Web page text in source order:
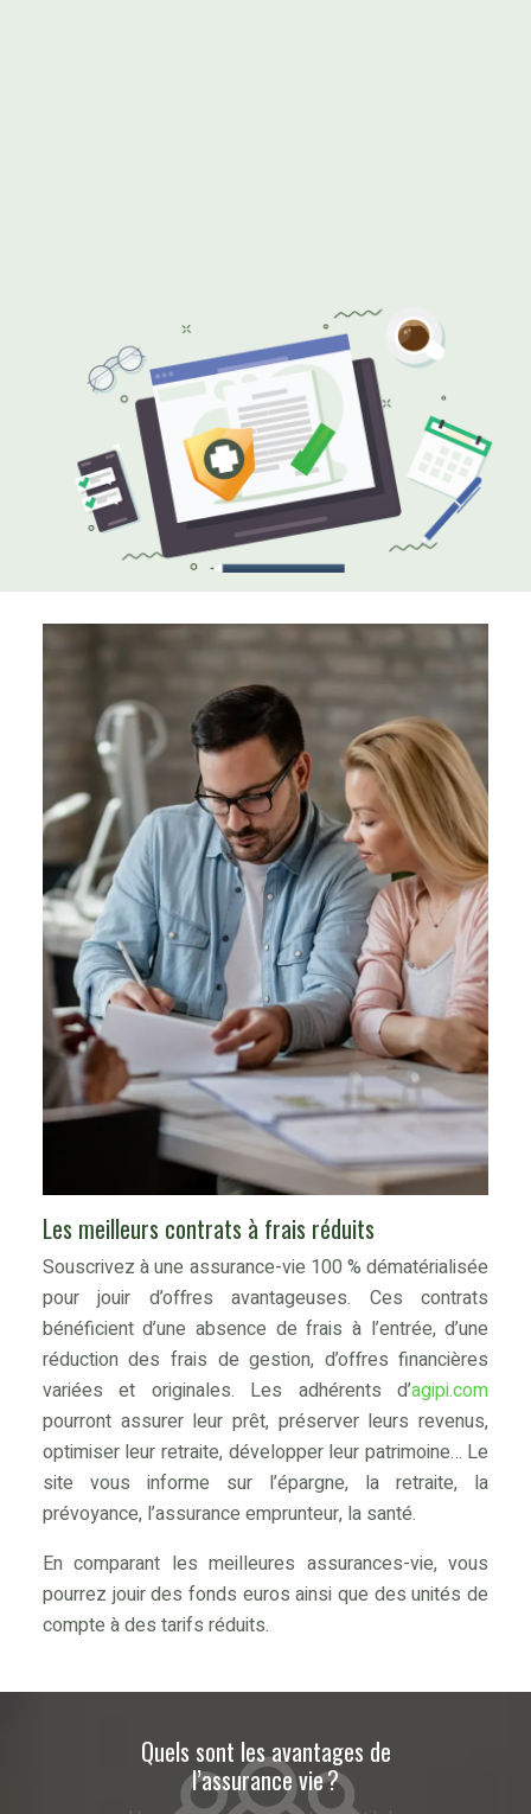
Les meilleurs contrats à frais réduits
Souscrivez à une assurance-vie 100 % dématérialisée
pour jouir d’offres avantageuses. Ces contrats
bénéficient d’une absence de frais à l’entrée, d’une
réduction des frais de gestion, d’offres financières
variées et originales. Les adhérents d’agipi.com
pourront assurer leur prêt, préserver leurs revenus,
optimiser leur retraite, développer leur patrimoine… Le
site vous informe sur l’épargne, la retraite, la
prévoyance, l’assurance emprunteur, la santé.
En comparant les meilleures assurances-vie, vous
pourrez jouir des fonds euros ainsi que des unités de
compte à des tarifs réduits.
Quels sont les avantages de
l’assurance vie ?